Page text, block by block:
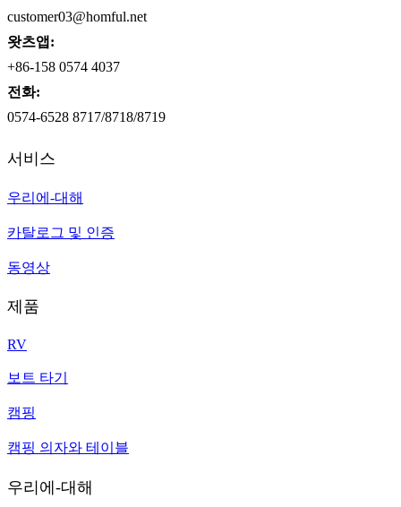
customer03@homful.net
왓츠앱:
+86-158 0574 4037
전화:
0574-6528 8717/8718/8719
서비스
우리에-대해
카탈로그 및 인증
동영상
제품
RV
보트 타기
캠핑
캠핑 의자와 테이블
우리에-대해